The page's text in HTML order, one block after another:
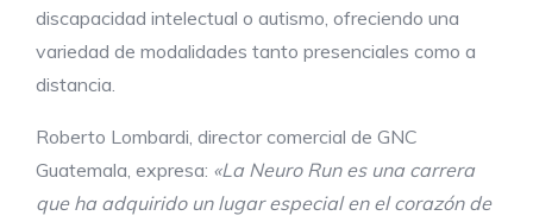
discapacidad intelectual o autismo, ofreciendo una
variedad de modalidades tanto presenciales como a
distancia.
Roberto Lombardi, director comercial de GNC
Guatemala, expresa: «La Neuro Run es una carrera
que ha adquirido un lugar especial en el corazón de